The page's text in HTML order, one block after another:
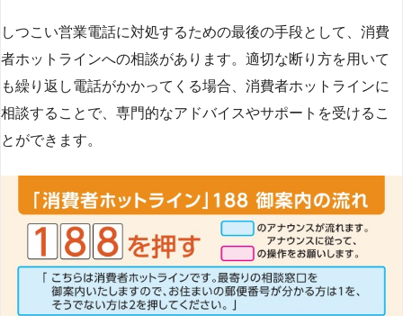
しつこい営業電話に対処するための最後の手段として、消費
者ホットラインへの相談があります。適切な断り方を用いて
も繰り返し電話がかかってくる場合、消費者ホットラインに
相談することで、専門的なアドバイスやサポートを受けるこ
とができます​​。